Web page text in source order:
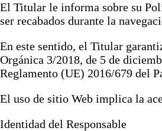
El Titular le informa sobre su
ser recabados durante la
En este sentido, el Titular
Orgánica 3/2018, de 5 de
Reglamento (UE) 2016/679 del
El uso de sitio Web implica la
Identidad del Responsable